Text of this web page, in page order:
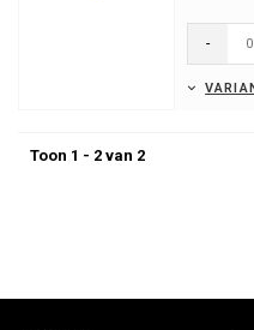
-
Toon 1 - 2 van 2